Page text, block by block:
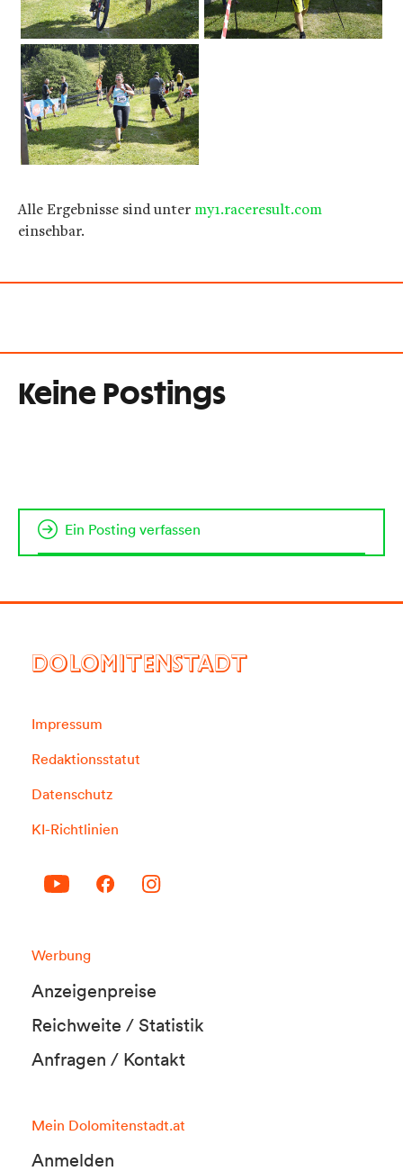
Alle Ergebnisse sind unter my1.raceresult.com
einsehbar.
Keine Postings
Ein Posting verfassen
DOLOMITENSTADT
Impressum
Redaktionsstatut
Datenschutz
KI-Richtlinien
Werbung
Anzeigenpreise
Reichweite / Statistik
Anfragen / Kontakt
Mein Dolomitenstadt.at
Anmelden